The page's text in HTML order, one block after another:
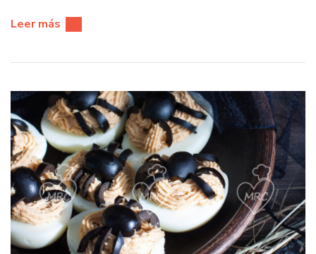
Leer más